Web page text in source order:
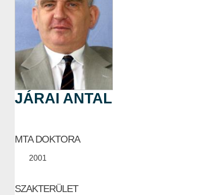
JÁRAI ANTAL
MTA DOKTORA
2001
SZAKTERÜLET